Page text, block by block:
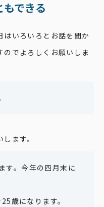
できる
いろいろとお話を聞か
でよろしくお願いしま
ます。
す。今年の四月末に
歳になります。